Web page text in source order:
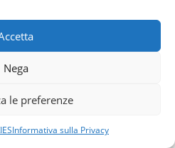
Nega
le preferenze
Informativa sulla Privacy